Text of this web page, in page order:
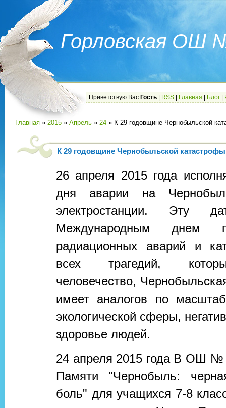
Горловская ОШ
Приветствую Вас Гость RSS Главная Блог
Главная » 2015 » Апрель » 24 » К 29 годовщине Чернобыльской
К 29 годовщине Чернобыльской катастрофы
26 апреля 2015 года
дня аварии на
электростанции. Эту
Международным днем
радиационных аварий и
всех трагедий,
человечество,
имеет аналогов по
экологической сферы,
здоровье людей.
24 апреля 2015 года В ОШ №
Памяти "Чернобыль:
боль" для учащихся 7-8